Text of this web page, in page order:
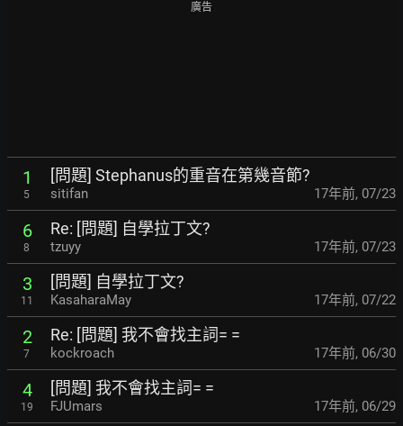
廣告
1
5
[問題] Stephanus的重音在第幾音節?
sitifan 17年前, 07/23
6
8
Re: [問題] 自學拉丁文?
tzuyy 17年前, 07/23
3
11
[問題] 自學拉丁文?
KasaharaMay 17年前, 07/22
2
7
Re: [問題] 我不會找主詞= =
kockroach 17年前, 06/30
4
19
[問題] 我不會找主詞= =
FJUmars 17年前, 06/29